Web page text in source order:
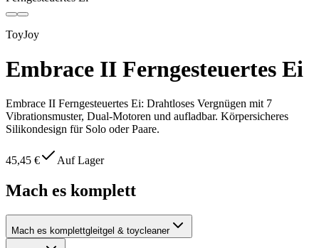
ToyJoy
Embrace II Ferngesteuertes Ei
Embrace II Ferngesteuertes Ei: Drahtloses Vergnügen mit 7
Vibrationsmuster, Dual-Motoren und aufladbar. Körpersicheres
Silikondesign für Solo oder Paare.
45,45 € Auf Lager
Mach es komplett
Mach es komplettgleitgel & toycleaner